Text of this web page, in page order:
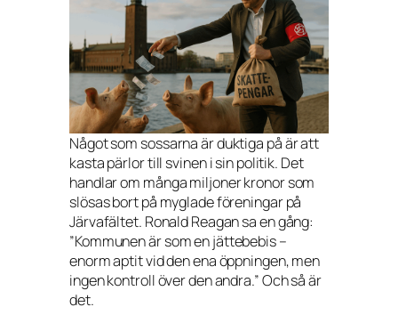
Något som sossarna är duktiga på är att
kasta pärlor till svinen i sin politik. Det
handlar om många miljoner kronor som
slösas bort på myglade föreningar på
Järvafältet. Ronald Reagan sa en gång:
”Kommunen är som en jättebebis –
enorm aptit vid den ena öppningen, men
ingen kontroll över den andra.”Och så är
det.